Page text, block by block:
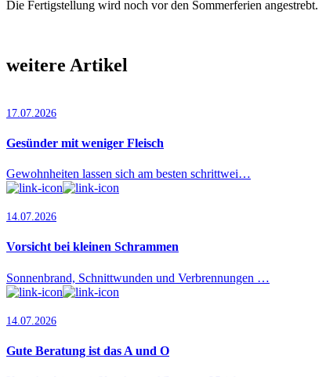
Die Fertigstellung wird noch vor den Sommerferien angestrebt.
weitere Artikel
17.07.2026
Gesünder mit weniger Fleisch
Gewohnheiten lassen sich am besten schrittwei…
14.07.2026
Vorsicht bei kleinen Schrammen
Sonnenbrand, Schnittwunden und Verbrennungen …
14.07.2026
Gute Beratung ist das A und O